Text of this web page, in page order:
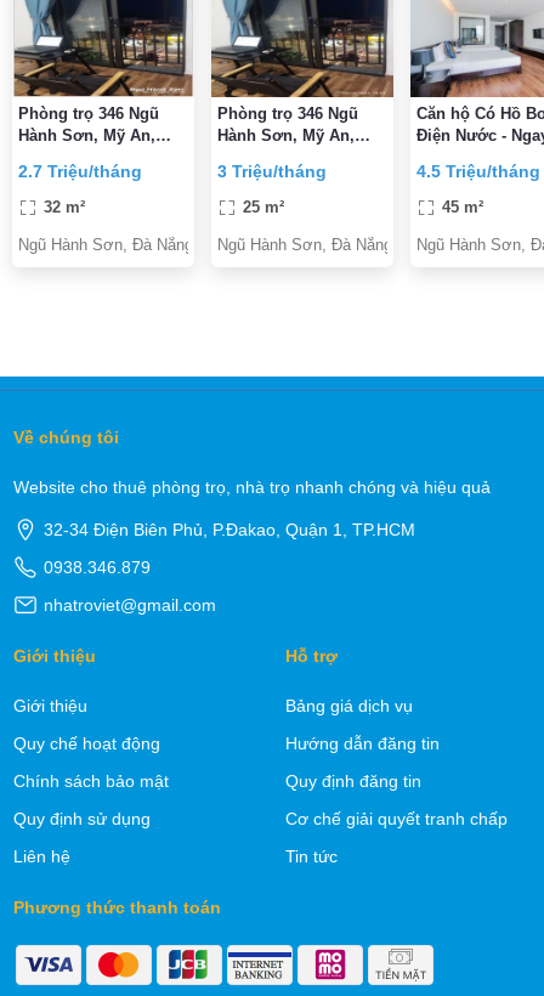
Phòng trọ 346 Ngũ
Hành Sơn, Mỹ An,
Đà Nẵng
2.7 Triệu/tháng
32 m²
Ngũ Hành Sơn, Đà Nẵng
Phòng trọ 346 Ngũ
Hành Sơn, Mỹ An,
Đà Nẵng
3 Triệu/tháng
25 m²
Ngũ Hành Sơn, Đà Nẵng
Căn hộ Có Hồ
Điện Nước -
Nẵng - Chỉ 4.5tr/
4.5 Triệu/tháng
45 m²
Ngũ Hành Sơn,
Về chúng tôi
Website cho thuê phòng trọ, nhà trọ nhanh chóng và hiệu quả
32-34 Điện Biên Phủ, P.Đakao, Quận 1, TP.HCM
0938.346.879
nhatroviet@gmail.com
Giới thiệu
Giới thiệu
Quy chế hoạt động
Chính sách bảo mật
Quy định sử dụng
Liên hệ
Hỗ trợ
Bảng giá dịch vụ
Hướng dẫn đăng tin
Quy định đăng tin
Cơ chế giải quyết tranh chấp
Tin tức
Phương thức thanh toán